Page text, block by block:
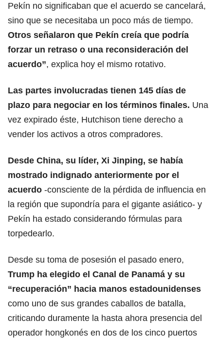
Pekín no significaban que el acuerdo se cancelará,
sino que se necesitaba un poco más de tiempo.
Otros señalaron que Pekín creía que podría
forzar un retraso o una reconsideración del
acuerdo”, explica hoy el mismo rotativo.
Las partes involucradas tienen 145 días de
plazo para negociar en los términos finales. Una
vez expirado éste, Hutchison tiene derecho a
vender los activos a otros compradores.
Desde China, su líder, Xi Jinping, se había
mostrado indignado anteriormente por el
acuerdo -consciente de la pérdida de influencia en
la región que supondría para el gigante asiático- y
Pekín ha estado considerando fórmulas para
torpedearlo.
Desde su toma de posesión el pasado enero,
Trump ha elegido el Canal de Panamá y su
“recuperación” hacia manos estadounidenses
como uno de sus grandes caballos de batalla,
criticando duramente la hasta ahora presencia del
operador hongkonés en dos de los cinco puertos